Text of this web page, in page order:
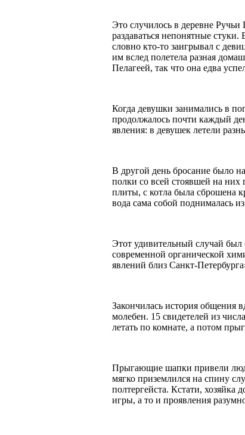
Это случилось в деревне
раздаваться непонятные
словно кто-то заигрывал с
им вслед полетела разная
Пелагеей, так что она едва
Когда девушки занимались в
продолжалось почти каждый
явления: в девушек летели
В другой день бросание было
полки со всей стоявшей на
плиты, с котла была сброшена
вода сама собой поднималась
Этот удивительный случай был
современной органической
явлений близ Санкт-
Закончилась история
молебен. 15 свидетелей из
летать по комнате, а потом
Прыгающие шапки привели
мягко приземлился на спину
полтергейста. Кстати,
игры, а то и проявления